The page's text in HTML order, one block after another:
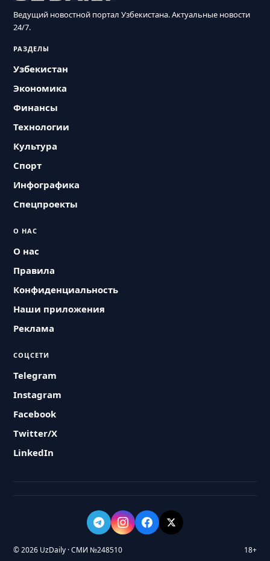
Ведущий новостной портал Узбекистана. Актуальные новости
24/7.
РАЗДЕЛЫ
Узбекистан
Экономика
Финансы
Технологии
Культура
Спорт
Инфографика
Спецпроекты
О НАС
О нас
Правила
Конфиденциальность
Наши приложения
Реклама
СОЦСЕТИ
Telegram
Instagram
Facebook
Twitter/X
LinkedIn
© 2026 UzDaily · СМИ №248510 18+